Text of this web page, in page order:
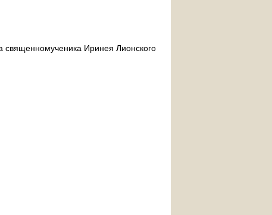
священномученика Иринея Лионского